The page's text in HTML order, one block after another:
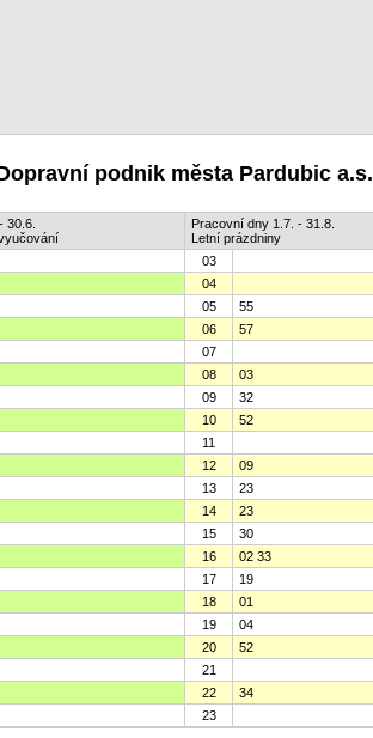
podnik města Pardubic a.s.
30.6.
Pracovní dny 1.7. - 31.8.
Letní prázdniny
03
04
05 55
06 57
07
08 03
09 32
10 52
11
12 09
13 23
14 23
15 30
16 02 33
17 19
18 01
19 04
20 52
21
22 34
23